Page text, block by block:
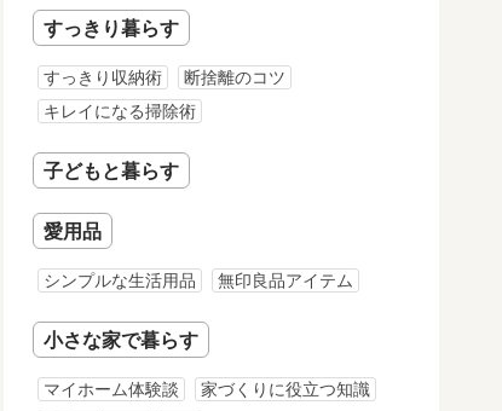
すっきり暮らす
すっきり収納術
断捨離のコツ
キレイになる掃除術
子どもと暮らす
愛用品
シンプルな生活用品 無印良品アイテム
小さな家で暮らす
マイホーム体験談
家づくりに役立つ知識